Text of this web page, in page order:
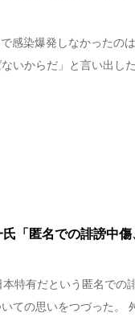
感染爆発しなかったのは
いからだ」と言い出し
「匿名での誹謗中傷
特有だという匿名での
ての思いをつづった。